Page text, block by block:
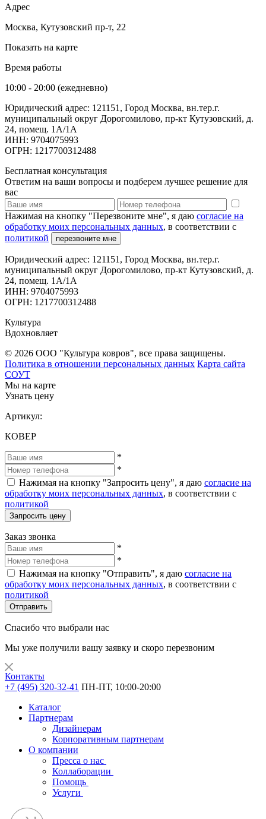
Адрес
Москва, Кутузовский пр-т, 22
Показать на карте
Время работы
10:00 - 20:00 (ежедневно)
Юридический адрес: 121151, Город Москва, вн.тер.г.
муниципальный округ Дорогомилово, пр-кт Кутузовский, д.
24, помещ. 1А/1А
ИНН: 9704075993
ОГРН: 1217700312488
Бесплатная консультация
Ответим на ваши вопросы и подберем лучшее решение для
вас
Нажимая на кнопку "Перезвоните мне", я даю согласие на
обработку моих персональных данных, в соответствии с
политикой
перезвоните мне
Юридический адрес: 121151, Город Москва, вн.тер.г.
муниципальный округ Дорогомилово, пр-кт Кутузовский, д.
24, помещ. 1А/1А
ИНН: 9704075993
ОГРН: 1217700312488
Культура
Вдохновляет
© 2026 ООО "Культура ковров", все права защищены.
Политика в отношении персональных данных Карта сайта
СОУТ
Мы на карте
Узнать цену
Артикул:
КОВЕР
*
*
Нажимая на кнопку "Запросить цену", я даю согласие на
обработку моих персональных данных, в соответствии с
политикой
Запросить цену
Заказ звонка
*
*
Нажимая на кнопку "Отправить", я даю согласие на
обработку моих персональных данных, в соответствии с
политикой
Отправить
Спасибо что выбрали нас
Мы уже получили вашу заявку и скоро перезвоним
Контакты
+7 (495) 320-32-41 ПН-ПТ, 10:00-20:00
Каталог
Партнерам
Дизайнерам
Корпоративным партнерам
О компании
Пресса о нас
Коллаборации
Помощь
Услуги